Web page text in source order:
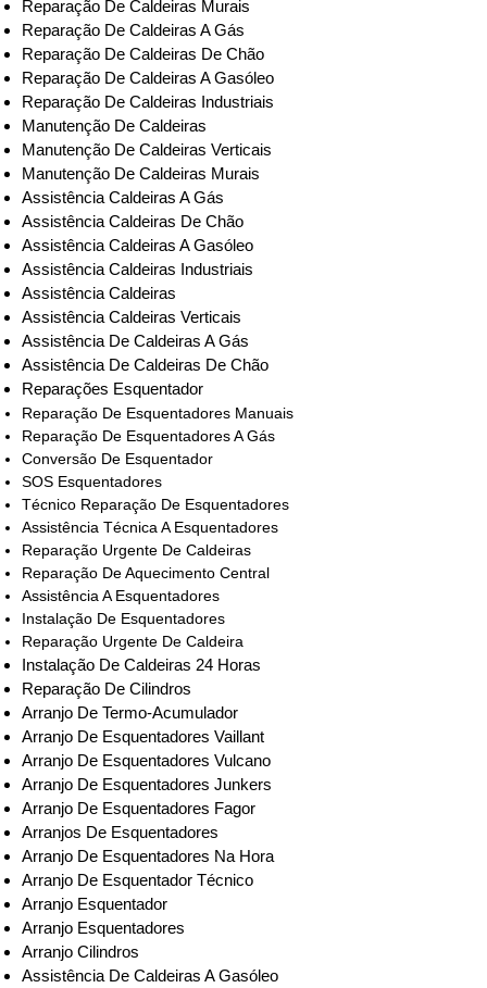
Reparação De Caldeiras Murais
Reparação De Caldeiras A Gás
Reparação De Caldeiras De Chão
Reparação De Caldeiras A Gasóleo
Reparação De Caldeiras Industriais
Manutenção De Caldeiras
Manutenção De Caldeiras Verticais
Manutenção De Caldeiras Murais
Assistência Caldeiras A Gás
Assistência Caldeiras De Chão
Assistência Caldeiras A Gasóleo
Assistência Caldeiras Industriais
Assistência Caldeiras
Assistência Caldeiras Verticais
Assistência De Caldeiras A Gás
Assistência De Caldeiras De Chão
Reparações Esquentador
Reparação De Esquentadores Manuais
Reparação De Esquentadores A Gás
Conversão De Esquentador
SOS Esquentadores
Técnico Reparação De Esquentadores
Assistência Técnica A Esquentadores
Reparação Urgente De Caldeiras
Reparação De Aquecimento Central
Assistência A Esquentadores
Instalação De Esquentadores
Reparação Urgente De Caldeira
Instalação De Caldeiras 24 Horas
Reparação De Cilindros
Arranjo De Termo-Acumulador
Arranjo De Esquentadores Vaillant
Arranjo De Esquentadores Vulcano
Arranjo De Esquentadores Junkers
Arranjo De Esquentadores Fagor
Arranjos De Esquentadores
Arranjo De Esquentadores Na Hora
Arranjo De Esquentador Técnico
Arranjo Esquentador
Arranjo Esquentadores
Arranjo Cilindros
Assistência De Caldeiras A Gasóleo